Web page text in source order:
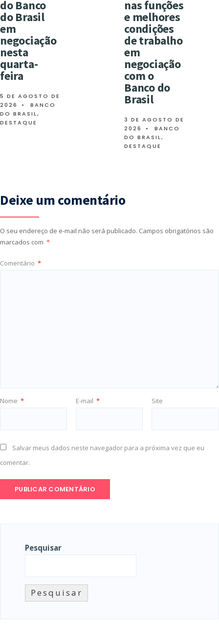
do Banco
do Brasil
em
negociação
nesta
quarta-
feira
5 DE AGOSTO DE
2026
•
BANCO
DO BRASIL,
DESTAQUE
nas funções
e melhores
condições
de trabalho
em
negociação
com o
Banco do
Brasil
3 DE AGOSTO DE
2026
•
BANCO
DO BRASIL,
DESTAQUE
Deixe um comentário
O seu endereço de e-mail não será publicado. Campos obrigatórios são
marcados com *
Comentário *
Nome * E-mail * Site
Salvar meus dados neste navegador para a próxima vez que eu
comentar.
Pesquisar
Pesquisar